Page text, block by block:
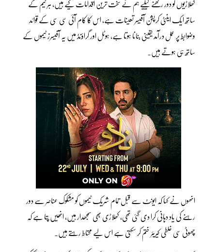
ساتھ ایک اینٹی کرپشن آفیسر تعینات ہے، اس کا کام آئی سی سی کے قوائد
وضوابط پر عمل درآمد یقینی بنانا ہوتا ہے، ہوٹل اور گراؤنڈ میں یہ آفیسرز ٹیموں کے
ساتھ ہی ہوتے ہیں۔
انھوں نے کہا کہ ایونٹ سے قبل تمام شریک ٹیموں کو مشکوک عناصر سے دور
رہنے کی یاد دہانی کرا دی گئی تھی، کھلاڑی بھی سمجھدار ہیں، انھیں پتا ہے کہ
چھوٹی سی غلطی کیریئر ختم کر سکتی ہے اس لیے محتاط رہتے ہیں۔